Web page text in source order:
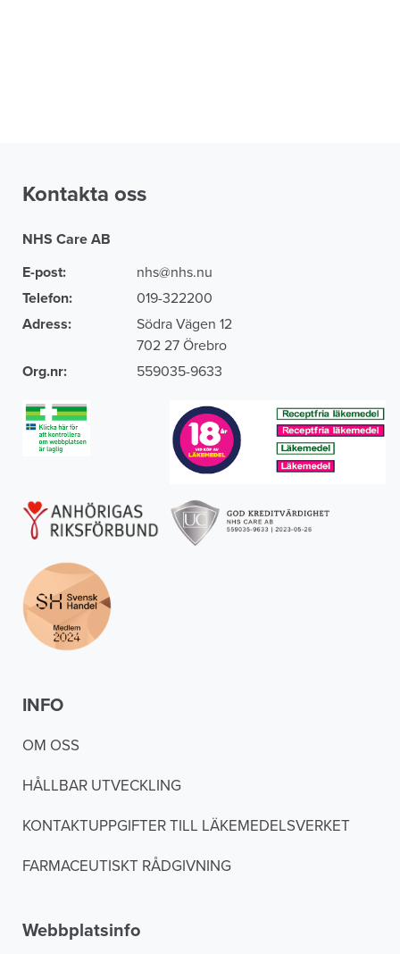
Kontakta oss
NHS Care AB
E-post:
nhs@nhs.nu
Telefon:
019-322200
Adress:
Södra Vägen 12
702 27 Örebro
Org.nr:
559035-9633
INFO
OM OSS
HÅLLBAR UTVECKLING
KONTAKTUPPGIFTER TILL LÄKEMEDELSVERKET
FARMACEUTISKT RÅDGIVNING
Webbplatsinfo